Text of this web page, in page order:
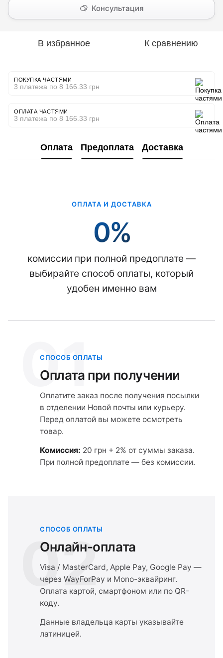
Консультация
В избранное К сравнению
ПОКУПКА ЧАСТЯМИ
3 платежа по 8 166.33 грн
ОПЛАТА ЧАСТЯМИ
3 платежа по 8 166.33 грн
Оплата Предоплата Доставка
ОПЛАТА И ДОСТАВКА
0%
комиссии при полной предоплате —
выбирайте способ оплаты, который
удобен именно вам
01
СПОСОБ ОПЛАТЫ
Оплата при получении
Оплатите заказ после получения посылки
в отделении Новой почты или курьеру.
Перед оплатой вы можете осмотреть
товар.
Комиссия: 20 грн + 2% от суммы заказа.
При полной предоплате — без комиссии.
02
СПОСОБ ОПЛАТЫ
Онлайн-оплата
Visa / MasterCard, Apple Pay, Google Pay —
через WayForPay и Mono-эквайринг.
Оплата картой, смартфоном или по QR-
коду.
Данные владельца карты указывайте
латиницей.